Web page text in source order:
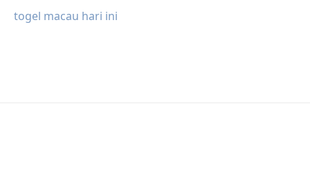
togel macau hari ini